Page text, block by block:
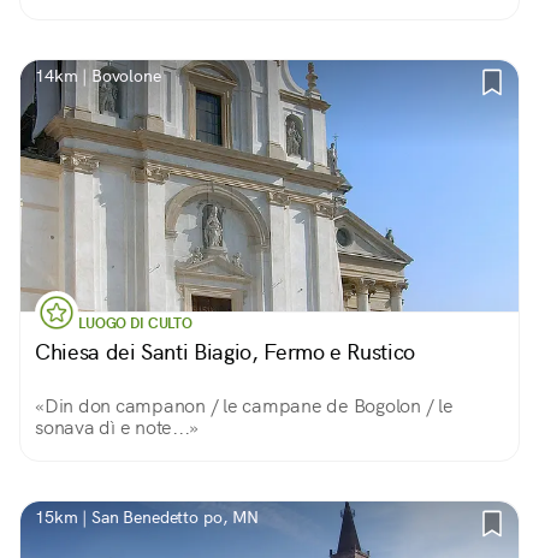
14km | Bovolone
LUOGO DI CULTO
Chiesa dei Santi Biagio, Fermo e Rustico
«Din don campanon / le campane de Bogolon / le
sonava dì e note...»
15km | San Benedetto po, MN